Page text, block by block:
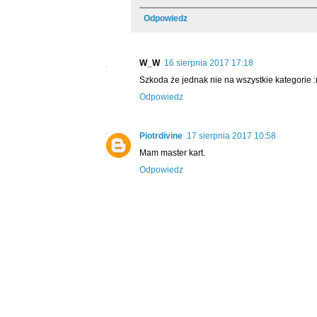
Odpowiedz
W_W 16 sierpnia 2017 17:18
Szkoda że jednak nie na wszystkie kategorie
Odpowiedz
Piotrdivine 17 sierpnia 2017 10:58
Mam master kart.
Odpowiedz